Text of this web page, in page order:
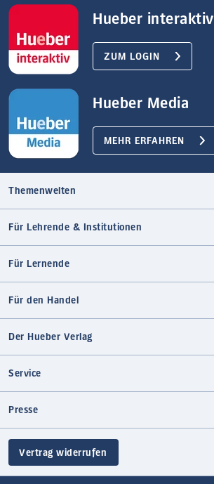
Hueber interaktiv
ZUM LOGIN
Hueber Media
MEHR ERFAHREN
Themenwelten
Für Lehrende & Institutionen
Für Lernende
Für den Handel
Der Hueber Verlag
Service
Presse
Vertrag widerrufen